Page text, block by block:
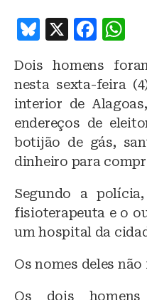
B
e
s
k
y
X
F
c
e
b
o
o
k
at
s
A
p
p
Dois homens
nesta sexta-feira
interior de
endereços de
botijão de gás,
dinheiro para
Segundo a
fisioterapeuta e o
um hospital da
Os nomes deles
Os dois